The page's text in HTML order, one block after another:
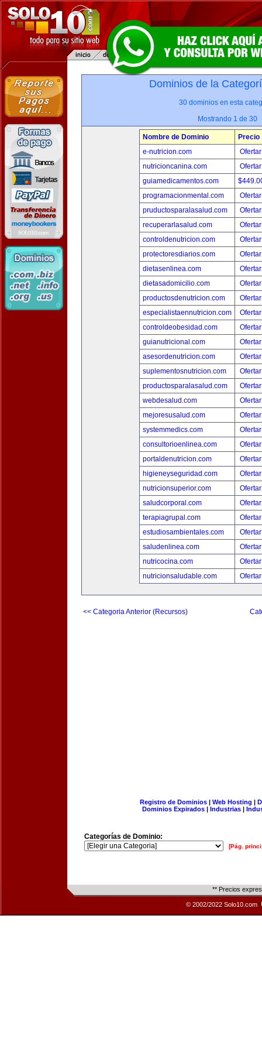
Dominios de la
30 dominios en esta
Mostrando 1 de 30
Nombre de Dominio
Precio
e-nutricion.com
nutricioncanina.com
guiamedicamentos.com
programacionmental.com
pruductosparalasalud.com
recuperarlasalud.com
controldenutricion.com
protectoresdiarios.com
dietasenlinea.com
dietasadomicilio.com
productosdenutricion.com
especialistaennutricion.com
controldeobesidad.com
guianutricional.com
asesordenutricion.com
suplementosnutricion.com
productosparalasalud.com
webdesalud.com
mejoresusalud.com
systemmedics.com
consultorioenlinea.com
portaldenutricion.com
higieneyseguridad.com
nutricionsuperior.com
saludcorporal.com
terapiagrupal.com
estudiosambientales.com
saludenlinea.com
nutricocina.com
nutricionsaludable.com
<< Categoria Anterior (Recursos)
Registro de Dominios| Web Hosting |
Dominios Expirados | Industrias |
Categorías de Dominio:
[Pág.
** Precios
© 2002/2022 Solo10.com